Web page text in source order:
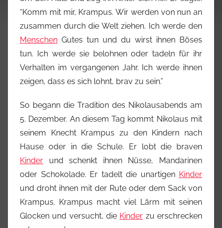
“Komm mit mir, Krampus. Wir werden von nun an
zusammen durch die Welt ziehen. Ich werde den
Menschen Gutes tun und du wirst ihnen Böses
tun. Ich werde sie belohnen oder tadeln für ihr
Verhalten im vergangenen Jahr. Ich werde ihnen
zeigen, dass es sich lohnt, brav zu sein.”
So begann die Tradition des Nikolausabends am
5. Dezember. An diesem Tag kommt Nikolaus mit
seinem Knecht Krampus zu den Kindern nach
Hause oder in die Schule. Er lobt die braven
Kinder und schenkt ihnen Nüsse, Mandarinen
oder Schokolade. Er tadelt die unartigen Kinder
und droht ihnen mit der Rute oder dem Sack von
Krampus. Krampus macht viel Lärm mit seinen
Glocken und versucht, die Kinder zu erschrecken